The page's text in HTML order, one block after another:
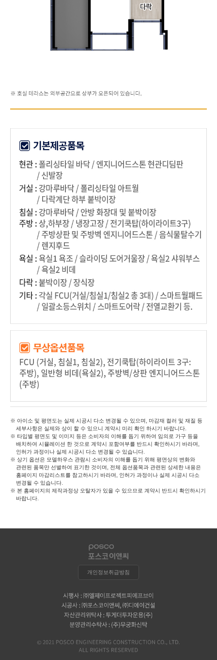
※ 아이소 및 평면도는 실제 시공시 다소 변경될 수 있으며, 마감재 컬러 및 재질 등
세부사항은 실제와 상이 할 수 있으니 계약시 미리 확인 하시기 바랍니다.
※ 타입별 평면도 및 이미지 등은 소비자의 이해를 돕기 위하여 임의로 가구 등을
배치하여 시뮬레이션 한 것으로 계약시 포함여부를 반드시 확인하시기 바라며,
인허가 과정이나 실제 시공시 다소 변경될 수 있습니다.
※ 상기 옵션은 모델하우스 관람시 소비자의 이해를 돕기 위해 평면상의 변화와
관련된 품목만 선별하여 표기한 것이며, 전체 옵션품목과 관련된 상세한 내용은
홈페이지 마감리스트를 참고하시기 바라며, 인허가 과정이나 실제 시공시 다소
변경될 수 있습니다.
※ 본 홈페이지의 제작과정상 오탈자가 있을 수 있으므로 계약시 반드시 확인하시기
바랍니다.
개인정보취급방침